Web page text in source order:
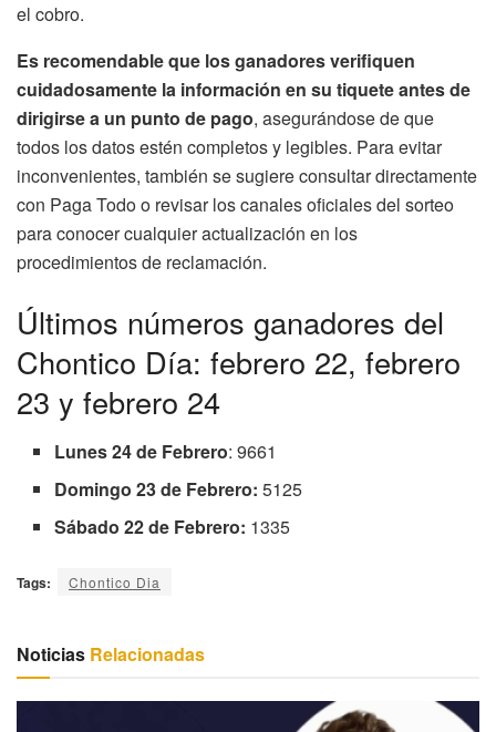
el cobro.
Es recomendable que los ganadores verifiquen
cuidadosamente la información en su tiquete antes de
dirigirse a un punto de pago, asegurándose de que
todos los datos estén completos y legibles. Para evitar
inconvenientes, también se sugiere consultar directamente
con Paga Todo o revisar los canales oficiales del sorteo
para conocer cualquier actualización en los
procedimientos de reclamación.
Últimos números ganadores del
Chontico Día: febrero 22, febrero
23 y febrero 24
Lunes 24 de Febrero: 9661
Domingo 23 de Febrero: 5125
Sábado 22 de Febrero: 1335
Tags: Chontico Dia
Noticias Relacionadas